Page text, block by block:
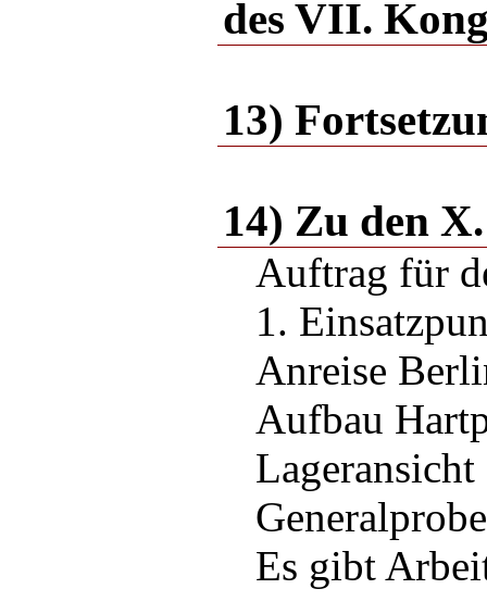
des VII.
13)
14) Zu den
Auftrag für
1.
Anreise
Aufbau
Lageransicht
Generalprobe
Es gibt